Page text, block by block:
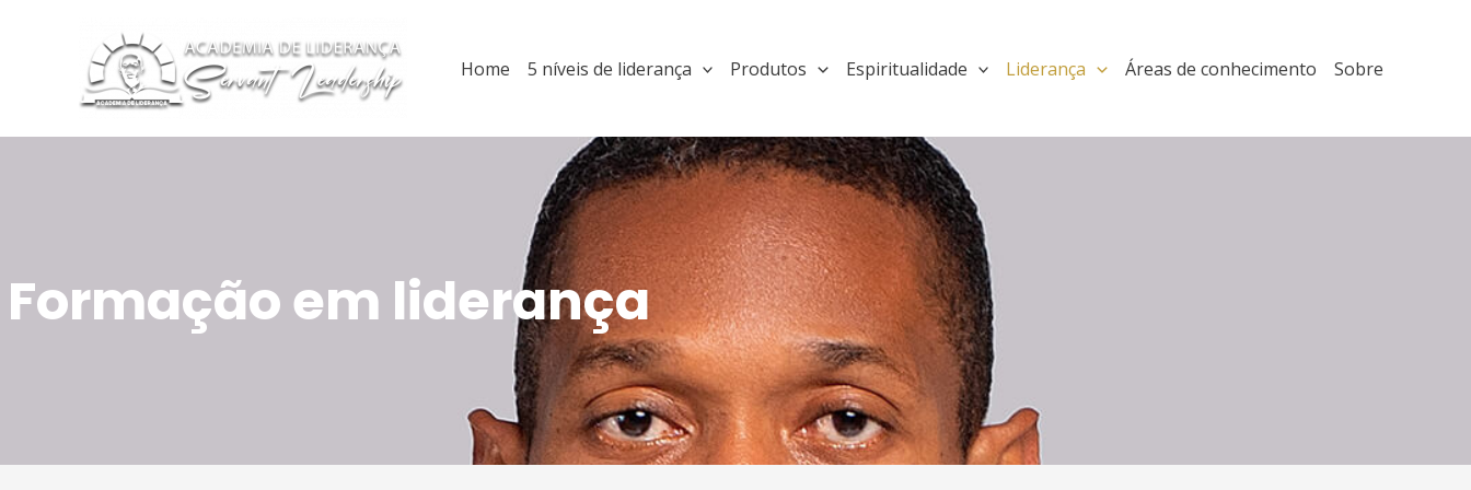
Home 5 níveis de liderança Produtos Espiritualidade Liderança Áreas de conhecimento Sobre
Formação em liderança